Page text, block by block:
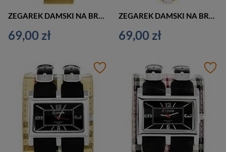
69,00 zł 69,00 zł